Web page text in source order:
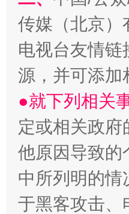
国家大学科技园优化
传媒（北京）
电视台友情
源，并可添加
●就下列相关
定或相关政
他原因导致的
中所列明的情
于黑客攻击、